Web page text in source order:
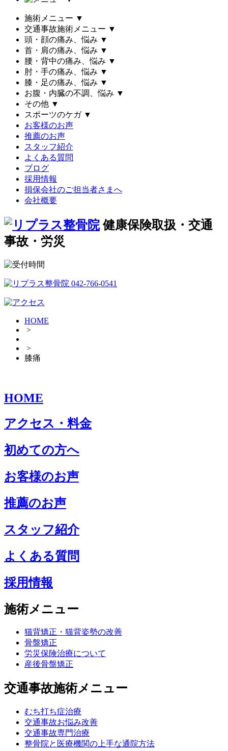
施術メニュー ▼
交通事故施術メニュー ▼
頭・顔の痛み、悩み ▼
首・肩の痛み、悩み ▼
腰・背中の痛み、悩み ▼
肘・手の痛み、悩み ▼
膝・足の痛み、悩み ▼
お腹・内臓の不調、悩み ▼
その他 ▼
スポーツのケガ ▼
お客様のお声
推薦のお声
スタッフ紹介
よくある質問
ブログ
採用情報
損保会社のご担当者さまへ
会社概要
健康保険取扱・交通
事故・労災
HOME
>
>
膝痛
HOME
アクセス・料金
初めての方へ
お客様のお声
推薦のお声
スタッフ紹介
よくある質問
採用情報
施術メニュー
猫背矯正・猫背姿勢の改善
骨盤矯正
労災保険治療について
産後骨盤矯正
交通事故施術メニュー
むち打ち症治療
交通事故お悩み改善
交通事故専門治療
整骨院と医療機関の上手な通院方法